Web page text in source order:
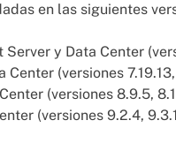
en las siguientes
y Data Center
(versiones
(versiones 8.9.5,
(versiones 9.2.4,